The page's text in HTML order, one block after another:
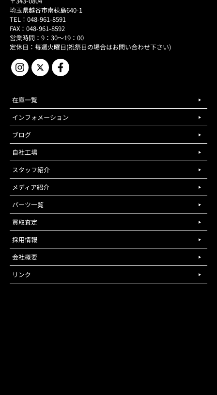
埼玉県越谷市南荻島640-1
TEL：048-961-8591
FAX：048-961-8592
営業時間：9：30～19：00
定休日：毎週火曜日(祝祭日の場合はお問い合わせ下さい)
在庫一覧
インフォメーション
ブログ
自社工場
スタッフ紹介
メディア紹介
パーツ一覧
買取査定
採用情報
会社概要
リンク